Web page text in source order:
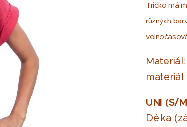
Tričko má
různých
materiál
UNI (S/
Délka